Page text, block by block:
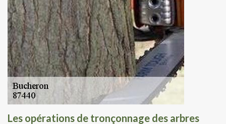
Les opérations de tronçonnage des arbres